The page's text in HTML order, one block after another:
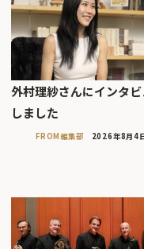
外村理紗さんにインタ
しました
FROM編集部 2026年8月4